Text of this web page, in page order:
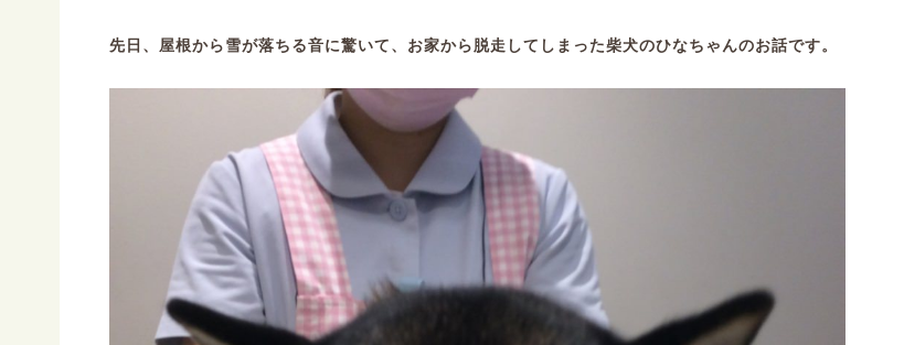
先日、屋根から雪が落ちる音に驚いて、お家から脱走してしまった柴犬のひなちゃんのお話です。